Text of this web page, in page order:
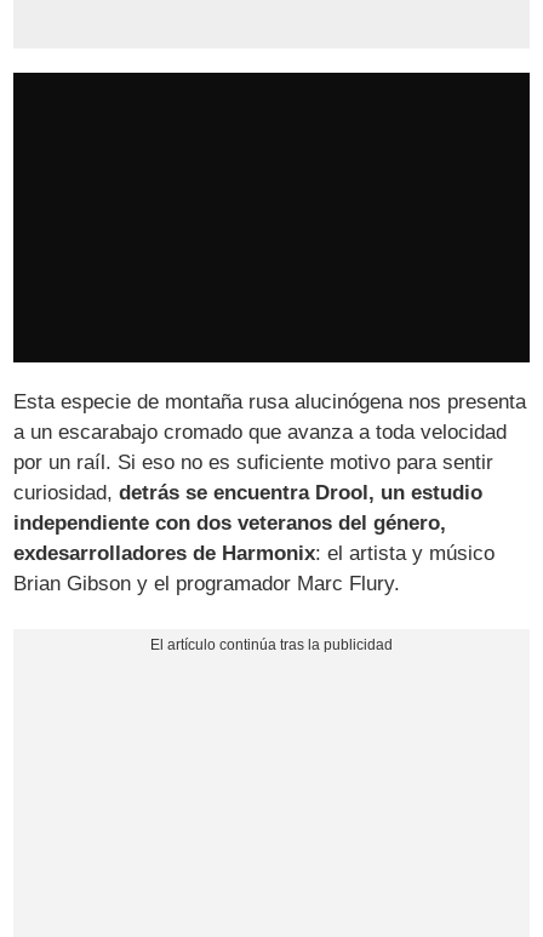
Esta especie de montaña rusa alucinógena nos presenta
a un escarabajo cromado que avanza a toda velocidad
por un raíl. Si eso no es suficiente motivo para sentir
curiosidad,detrás se encuentra Drool, un estudio
independiente con dos veteranos del género,
exdesarrolladores de Harmonix: el artista y músico
Brian Gibson y el programador Marc Flury.